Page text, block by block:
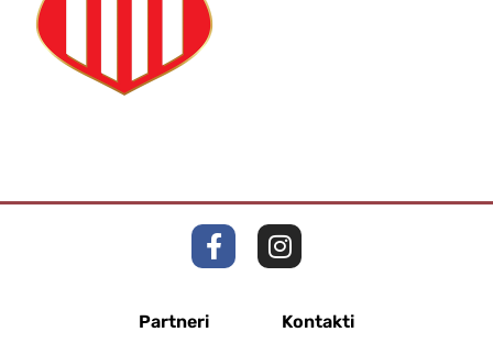
Partneri Kontakti